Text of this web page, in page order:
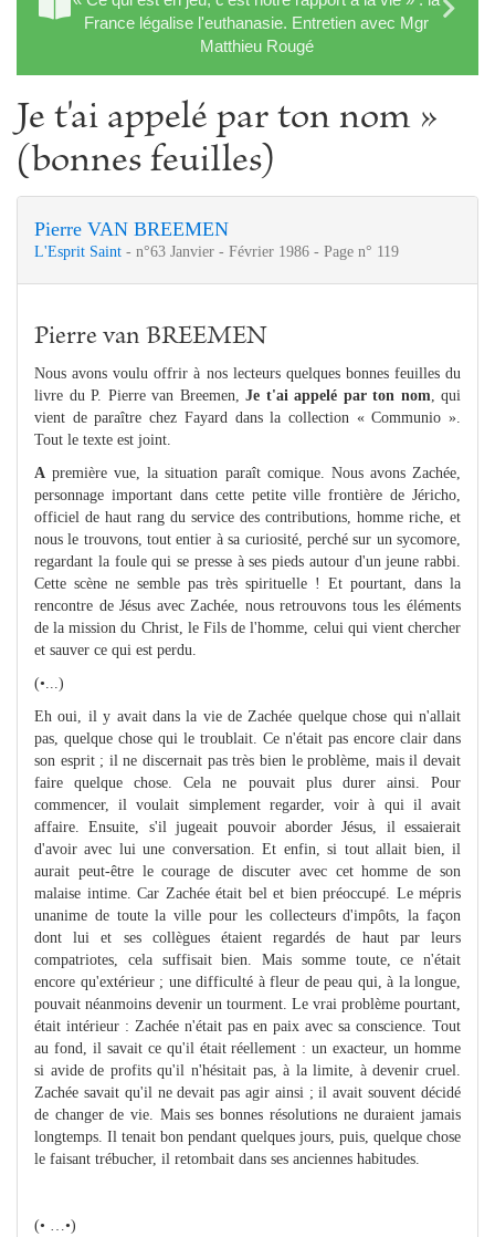
France légalise l'euthanasie. Entretien avec Mgr
Matthieu Rougé
Je t'ai appelé par ton nom »
(bonnes feuilles)
Pierre VAN BREEMEN
L'Esprit Saint - n°63 Janvier - Février 1986 - Page n° 119
Pierre van BREEMEN
Nous avons voulu offrir à nos lecteurs quelques bonnes feuilles du
livre du P. Pierre van Breemen, Je t'ai appelé par ton nom , qui
vient de paraître chez Fayard dans la collection « Communio ».
Tout le texte est joint.
A première vue, la situation paraît comique. Nous avons Zachée,
personnage important dans cette petite ville frontière de Jéricho,
officiel de haut rang du service des contributions, homme riche, et
nous le trouvons, tout entier à sa curiosité, perché sur un sycomore,
regardant la foule qui se presse à ses pieds autour d'un jeune rabbi.
Cette scène ne semble pas très spirituelle ! Et pourtant, dans la
rencontre de Jésus avec Zachée, nous retrouvons tous les éléments
de la mission du Christ, le Fils de l'homme, celui qui vient chercher
et sauver ce qui est perdu.
(•...)
Eh oui, il y avait dans la vie de Zachée quelque chose qui n'allait
pas, quelque chose qui le troublait. Ce n'était pas encore clair dans
son esprit ; il ne discernait pas très bien le problème, mais il devait
faire quelque chose. Cela ne pouvait plus durer ainsi. Pour
commencer, il voulait simplement regarder, voir à qui il avait
affaire. Ensuite, s'il jugeait pouvoir aborder Jésus, il essaierait
d'avoir avec lui une conversation. Et enfin, si tout allait bien, il
aurait peut-être le courage de discuter avec cet homme de son
malaise intime. Car Zachée était bel et bien préoccupé. Le mépris
unanime de toute la ville pour les collecteurs d'impôts, la façon
dont lui et ses collègues étaient regardés de haut par leurs
compatriotes, cela suffisait bien. Mais somme toute, ce n'était
encore qu'extérieur ; une difficulté à fleur de peau qui, à la longue,
pouvait néanmoins devenir un tourment. Le vrai problème pourtant,
était intérieur : Zachée n'était pas en paix avec sa conscience. Tout
au fond, il savait ce qu'il était réellement : un exacteur, un homme
si avide de profits qu'il n'hésitait pas, à la limite, à devenir cruel.
Zachée savait qu'il ne devait pas agir ainsi ; il avait souvent décidé
de changer de vie. Mais ses bonnes résolutions ne duraient jamais
longtemps. Il tenait bon pendant quelques jours, puis, quelque chose
le faisant trébucher, il retombait dans ses anciennes habitudes.
(• …•)